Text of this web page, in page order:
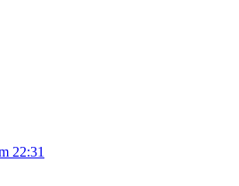
22:31